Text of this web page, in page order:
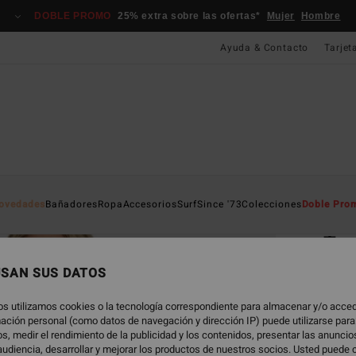
DOBLE PROMO 25% extra sobre las ofertas* Mujer Hombre
Ayuda & Contacto
BañadoresRopaAccesoriosSurfSince '73ColeccionesDoble
Top
ECO-
SUS DATOS
utilizamos cookies o la tecnología correspondiente para almacenar y/o
personal (como datos de navegación y dirección IP) puede utilizarse
medir el rendimiento de la publicidad y los contenidos, presentar las
desarrollar y mejorar los productos de nuestros socios. Usted puede